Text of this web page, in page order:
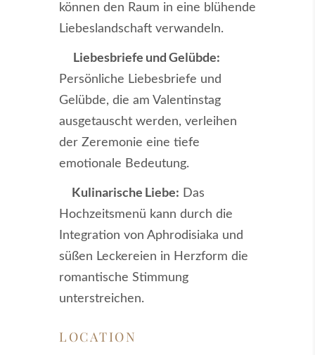
können den Raum in eine blühende
Liebeslandschaft verwandeln.
Liebesbriefe und Gelübde:
Persönliche Liebesbriefe und
Gelübde, die am Valentinstag
ausgetauscht werden, verleihen
der Zeremonie eine tiefe
emotionale Bedeutung.
Kulinarische Liebe: Das
Hochzeitsmenü kann durch die
Integration von Aphrodisiaka und
süßen Leckereien in Herzform die
romantische Stimmung
unterstreichen.
LOCATION